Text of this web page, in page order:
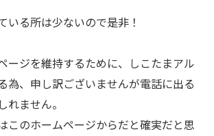
いる所は少ないので是非！
ージを維持するために、しこたまアル
為、申し訳ございませんが電話に出る
れません。
このホームページからだと確実だと思